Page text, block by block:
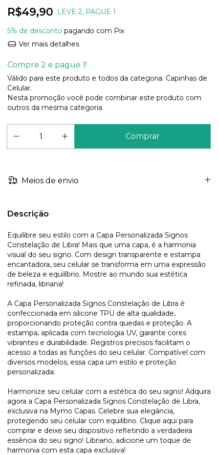
R$49,90 LEVE 2, PAGUE 1
5% de desconto pagando com Pix
Ver mais detalhes
Compre 2 e pague 1!
Válido para este produto e todos da categoria: Capinhas de
Celular.
Nesta promoção você pode combinar este produto com
outros da mesma categoria.
Meios de envio
Descrição
Equilibre seu estilo com a Capa Personalizada Signos
Constelação de Libra! Mais que uma capa, é a harmonia
visual do seu signo. Com design transparente e estampa
encantadora, seu celular se transforma em uma expressão
de beleza e equilíbrio. Mostre ao mundo sua estética
refinada, libriana!
A Capa Personalizada Signos Constelação de Libra é
confeccionada em silicone TPU de alta qualidade,
proporcionando proteção contra quedas e proteção. A
estampa, aplicada com tecnologia UV, garante cores
vibrantes e durabilidade. Registros precisos facilitam o
acesso a todas as funções do seu celular. Compatível com
diversos modelos, essa capa um estilo e proteção
personalizada.
Harmonize seu celular com a estética do seu signo! Adquira
agora a Capa Personalizada Signos Constelação de Libra,
exclusiva na Mymo Capas. Celebre sua elegância,
protegendo seu celular com equilíbrio. Clique aqui para
comprar e deixe seu dispositivo refletindo a verdadeira
essência do seu signo! Libriano, adicione um toque de
harmonia com esta capa exclusiva!